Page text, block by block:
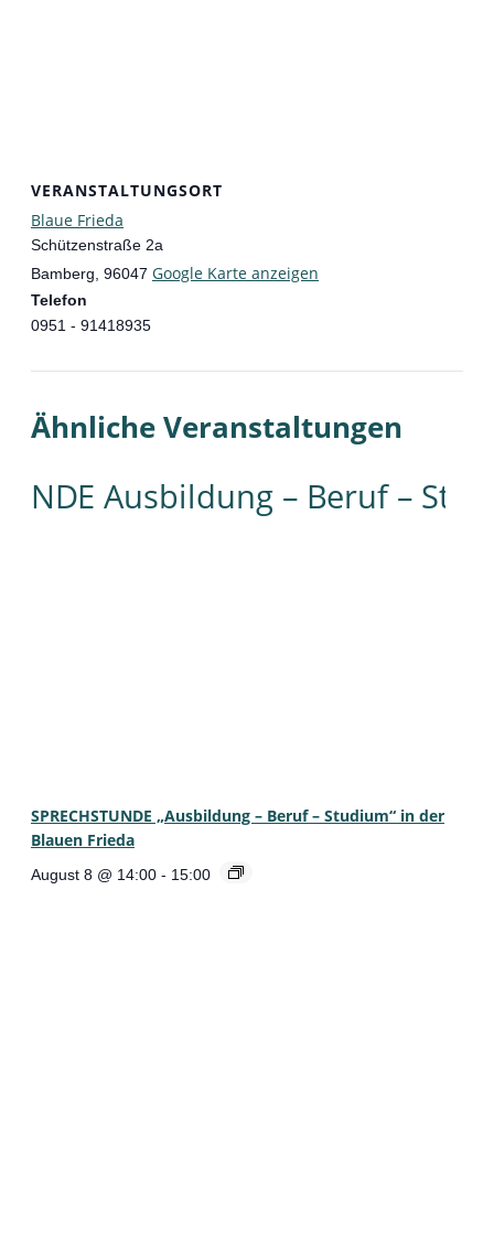
VERANSTALTUNGSORT
Blaue Frieda
Schützenstraße 2a
Bamberg 96047 Google Karte anzeigen
Telefon
0951 - 91418935
Ähnliche Veranstaltungen
SPRECHSTUNDE „Ausbildung – Beruf – Studium“ in der
Blauen Frieda
August 8 @ 14:00 - 15:00